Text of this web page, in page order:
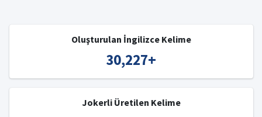
Oluşturulan İngilizce Kelime
30,227+
Jokerli Üretilen Kelime